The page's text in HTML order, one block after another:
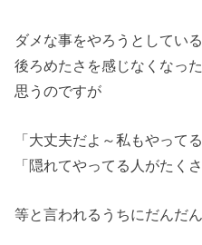
ダメな事をやろうとしている
後ろめたさを感じなくなっ
思うのですが
「大丈夫だよ～私もやってる
「隠れてやってる人がたく
等と言われるうちにだんだん